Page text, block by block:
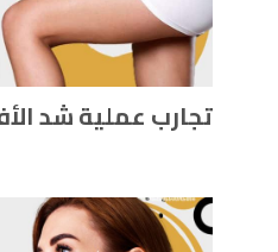
تجارب عملية شد